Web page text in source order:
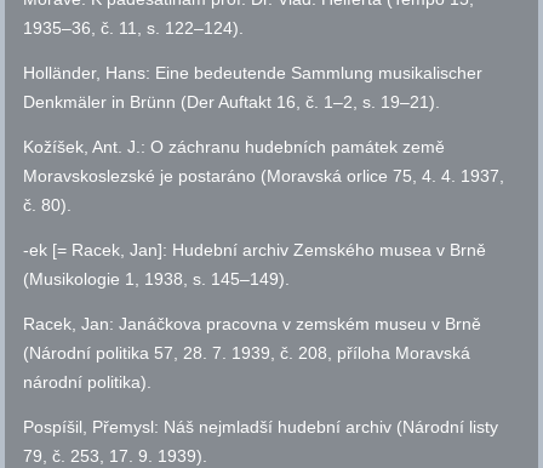
1935–36,č. 11, s. 122–124).
Holländer, Hans: Eine bedeutende Sammlung musikalischer
Denkmäler in Brünn (Der Auftakt 16,č. 1–2, s. 19–21).
Kožíšek, Ant. J.: O záchranu hudebních památek země
Moravskoslezské je postaráno (Moravská orlice 75, 4. 4. 1937,
č. 80).
-ek [= Racek, Jan]: Hudební archiv Zemského musea v Brně
(Musikologie 1, 1938, s. 145–149).
Racek, Jan: Janáčkova pracovna v zemském museu v Brně
(Národní politika 57, 28. 7. 1939,č. 208, příloha Moravská
národní politika).
Pospíšil, Přemysl: Náš nejmladší hudební archiv (Národní listy
79,č. 253, 17. 9. 1939).